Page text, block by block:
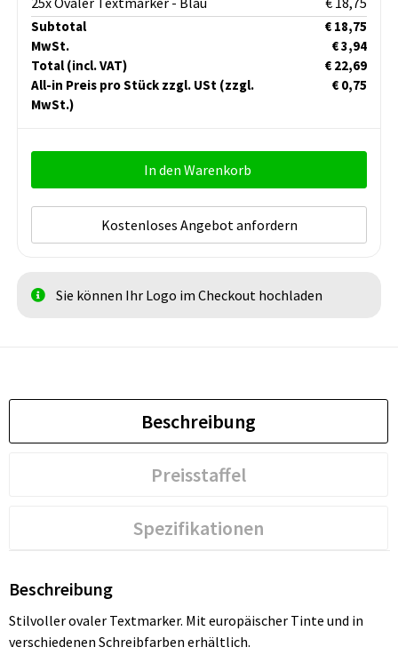
Subtotal
€ 18,75
MwSt.
€ 3,94
Total (incl. VAT)
€ 22,69
All-in Preis pro Stück zzgl. USt (zzgl.
MwSt.)
€ 0,75
In den Warenkorb
Kostenloses Angebot anfordern
Sie können Ihr Logo im Checkout hochladen
Beschreibung
Preisstaffel
Spezifikationen
Beschreibung
Stilvoller ovaler Textmarker. Mit europäischer Tinte und in
verschiedenen Schreibfarben erhältlich.